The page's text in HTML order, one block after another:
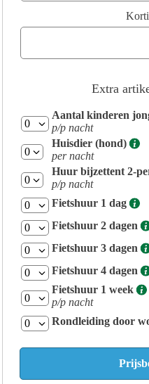
Extra
Aantal kinderen
p/p nacht
Huisdier (hond)
per nacht
Huur bijzettent 2-
p/p nacht
Fietshuur 1 dag
Fietshuur 2 dagen
Fietshuur 3 dagen
Fietshuur 4 dagen
Fietshuur 1 week
p/p nacht
Rondleiding door